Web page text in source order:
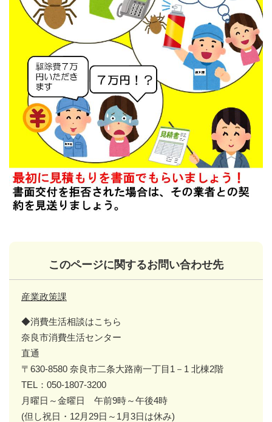
このページに関するお問い合わせ先
産業政策課
◆消費生活相談はこちら
奈良市消費生活センター
直通
〒630-8580 奈良市二条大路南一丁目1－1 北棟2階
TEL：050-1807-3200
月曜日～金曜日 午前9時～午後4時
(但し祝日・12月29日～1月3日は休み)